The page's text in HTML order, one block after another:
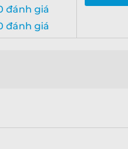
đánh giá
đánh giá